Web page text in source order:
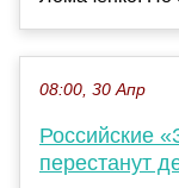
08:00, 30 Апр
Российские
перестанут